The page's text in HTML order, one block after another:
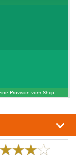
Provision vom Shop